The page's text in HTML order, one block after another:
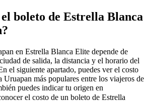
boleto de Estrella Blanca
en Estrella Blanca Elite depende de
de salida, la distancia y el horario del
el siguiente apartado, puedes ver el costo
Uruapan más populares entre los viajeros de
puedes indicar tu origen en
el costo de un boleto de Estrella